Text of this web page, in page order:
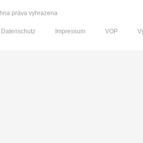
práva vyhrazena
Datenschutz Impressum VOP